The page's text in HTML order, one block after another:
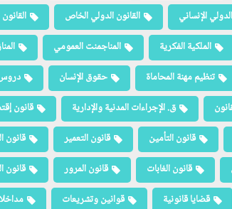
الإنساني القانون الدولي الخاص
الملكية الفكرية المناجمنت العمومي
تنظيم مهنة المحاماة حقوق الإنسان
ق. الإجراءات المدنية والإدارية قانون
قانون التأمين قانون التعمير قانون
قانون الغابات قانون المرور قانون
قضايا قانونية قوانين وتشريعات